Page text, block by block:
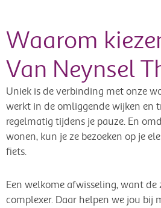
Waarom
Van Neynsel
Uniek is de verbinding met onze
werkt in de omliggende wijken en
regelmatig tijdens je pauze. En
wonen, kun je ze bezoeken op je
fiets.
Een welkome afwisseling, want de
complexer. Daar helpen we jou bij